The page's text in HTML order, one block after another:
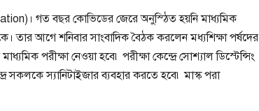
গত বছর কোভিডের জেরে অনুস্ঠিত হয়নি মাধ্যমিক
তার আগে শনিবার সাংবাদিক বৈঠক করলেন মধ্যশিক্ষা পর্ষদের
পরীক্ষা নেওয়া হবে৷ পরীক্ষা কেন্দ্রে সোশ্যাল ডিস্টেন্সিং
সকলকে স্যানিটাইজার ব্যবহার করতে হবে৷ মাস্ক পরা